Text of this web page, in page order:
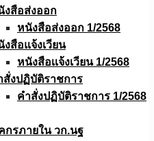
งสือส่งออก
หนังสือส่งออก 1/2568
งสือแจ้งเวียน
หนังสือเเจ้งเวียน 1/2568
สั่งปฏิบัติราชการ
คำสั่งปฏิบัติราชการ 1/2568
กรภายใน วก.นฐ